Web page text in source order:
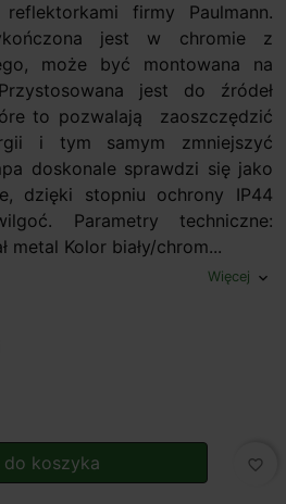
firmy Paulmann.
jest w chromie z
może być montowana na
jest do źródeł
to pozwalają zaoszczędzić
i tym samym zmniejszyć
doskonale sprawdzi się jako
dzięki stopniu ochrony IP44
Parametry techniczne:
metal Kolor biały/chrom...
Więcej expand_more
do koszyka favorite_border